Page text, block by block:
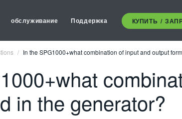
обслуживание Поддержка КУПИТЬ /
In the SPG1000+what combination of input and output
in the generator?